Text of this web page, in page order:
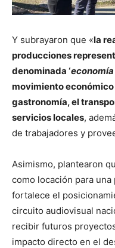
Y subrayaron que «la
producciones
denominada ‘
movimiento
gastronomía, el
servicios locales,
de trabajadores y
Asimismo, plantearon
como locación para
fortalece el
circuito audiovisual
recibir futuros
impacto directo en el